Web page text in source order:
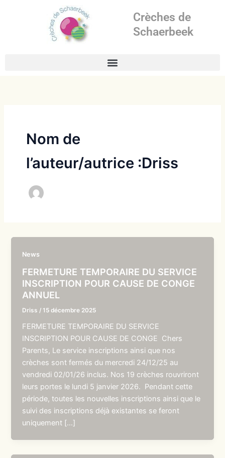
Crèches de
Schaerbeek
Nom de
l’auteur/autrice :Driss
News
FERMETURE TEMPORAIRE DU SERVICE
INSCRIPTION POUR CAUSE DE CONGE
ANNUEL
Driss /15 décembre 2025
FERMETURE TEMPORAIRE DU SERVICE
INSCRIPTION POUR CAUSE DE CONGE Chers
Parents, Le service inscriptions ainsi que nos
crèches sont fermés du mercredi 24/12/25 au
vendredi 02/01/26 inclus. Nos 19 crèches rouvriront
leurs portes le lundi 5 janvier 2026. Pendant cette
période, toutes les nouvelles inscriptions ainsi que le
suivi des inscriptions déjà existantes se feront
uniquement […]